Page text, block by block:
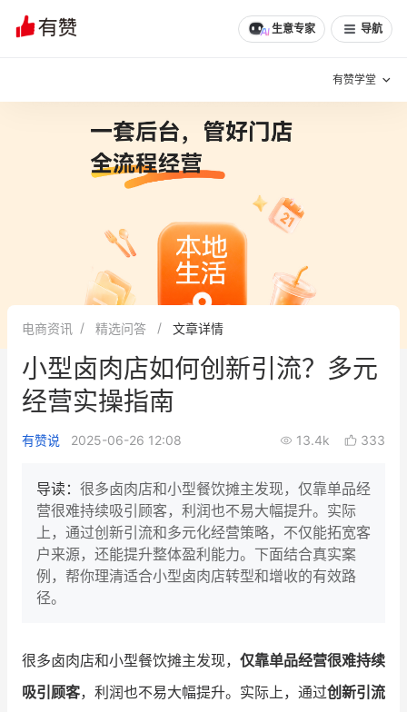
生意专家 导航
有赞学堂
增长方法
有赞专家说
新零售最佳实践
面对面聊增长
新零售大会
增长产品指南
智库 产品场景库
产品更新动态
品牌消费观
文章 问诊 分享
电商资讯 精选问答 文章详情
小型卤肉店如何创新引流？多元
经营实操指南
有赞说 2025-06-26 12:08 13.4k 333
导读： 很多卤肉店和小型餐饮摊主发现，仅靠单品经
营很难持续吸引顾客，利润也不易大幅提升。实际
上，通过创新引流和多元化经营策略，不仅能拓宽客
户来源，还能提升整体盈利能力。下面结合真实案
例，帮你理清适合小型卤肉店转型和增收的有效路
径。
很多卤肉店和小型餐饮摊主发现， 仅靠单品经营很难持续
吸引顾客，利润也不易大幅提升。实际上，通过创新引流